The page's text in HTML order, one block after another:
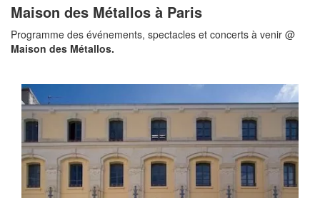
Maison des Métallos à Paris
Programme des événements, spectacles et concerts à venir @
Maison des Métallos.